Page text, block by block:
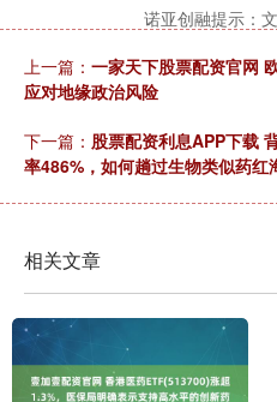
诺亚创融提示：
上一篇： 一家天下股票配资官网
应对地缘政治风险
下一篇： 股票配资利息APP下载
率486%，如何趟过生物类似药红
相关文章